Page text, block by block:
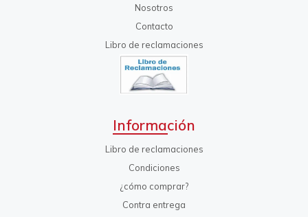
Nosotros
Contacto
Libro de reclamaciones
Información
Libro de reclamaciones
Condiciones
¿cómo comprar?
Contra entrega